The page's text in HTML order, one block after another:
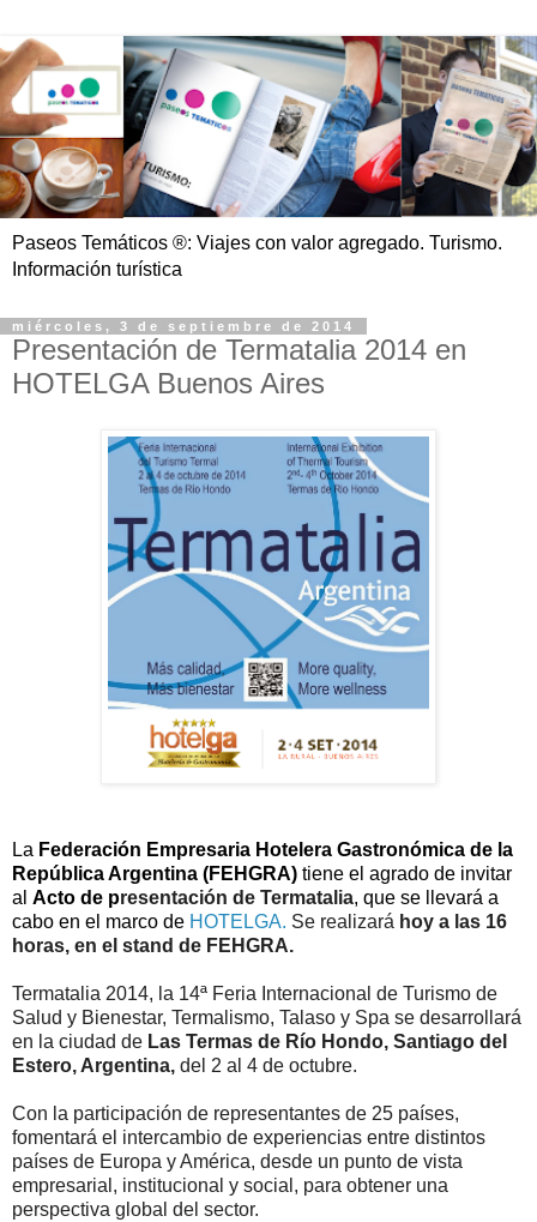
Paseos Temáticos ®: Viajes con valor agregado. Turismo.
Información turística
miércoles, 3 de septiembre de 2014
Presentación de Termatalia 2014 en
HOTELGA Buenos Aires
La Federación Empresaria Hotelera Gastronómica de la
República Argentina (FEHGRA) tiene el agrado de invitar
al Acto de presentación de Termatalia, que se llevará a
cabo en el marco de HOTELGA. Se realizará hoy a las 16
horas, en el stand de FEHGRA.
Termatalia 2014, la 14ª Feria Internacional de Turismo de
Salud y Bienestar, Termalismo, Talaso y Spa se desarrollará
en la ciudad de Las Termas de Río Hondo, Santiago del
Estero, Argentina, del 2 al 4 de octubre.
Con la participación de representantes de 25 países,
fomentará el intercambio de experiencias entre distintos
países de Europa y América, desde un punto de vista
empresarial, institucional y social, para obtener una
perspectiva global del sector.